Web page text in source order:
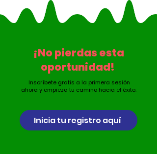
¡No pierdas esta
oportunidad!
Inscríbete gratis a la primera sesión
ahora y empieza tu camino hacia el éxito.
Inicia tu registro aquí